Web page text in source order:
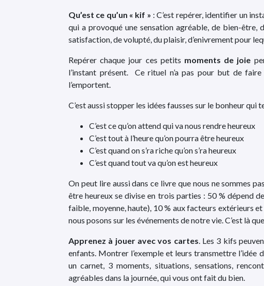
Qu’est ce qu’un « kif » : C’est repérer, identifier un
qui a provoqué une sensation agréable, de bien-être,
satisfaction, de volupté, du plaisir, d’enivrement pour
Repérer chaque jour ces petits moments de joie
l’instant présent. Ce rituel n’a pas pour but de
l’emportent.
C’est aussi stopper les idées fausses sur le bonheur qui
C’est ce qu’on attend qui va nous rendre heureux
C’est tout à l’heure qu’on pourra être heureux
C’est quand on s’ra riche qu’on s’ra heureux
C’est quand tout va qu’on est heureux
On peut lire aussi dans ce livre que nous ne sommes
être heureux se divise en trois parties : 50 % dépend
faible, moyenne, haute), 10 % aux facteurs extérieurs
nous posons sur les événements de notre vie. C’est là
Apprenez à jouer avec vos cartes. Les 3 kifs
enfants. Montrer l’exemple et leurs transmettre l’idée
un carnet, 3 moments, situations, sensations,
agréables dans la journée, qui vous ont fait du bien.